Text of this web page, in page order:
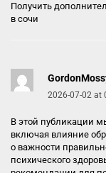
Получить
в сочи
2026-07-02 at
В этой публикации
включая влияние
о важности
психического